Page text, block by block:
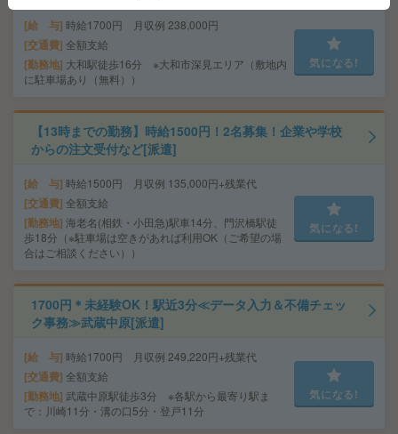
給 与 時給1700円 月収例 238,000円
交通費 全額支給
勤務地 大和駅徒歩16分 ※大和市深見エリア（敷地内
に駐車場あり（無料））
気になる!
【13時までの勤務】時給1500円！2名募集！企業や学校
からの注文受付など[派遣]
給 与 時給1500円 月収例 135,000円+残業代
交通費 全額支給
勤務地 海老名(相鉄・小田急)駅車14分、門沢橋駅徒
歩18分（※駐車場は空きがあれば利用OK（ご希望の場
合はご相談ください））
気になる!
1700円＊未経験OK！駅近3分≪データ入力＆不備チェッ
ク事務≫武蔵中原[派遣]
給 与 時給1700円 月収例 249,220円+残業代
交通費 全額支給
勤務地 武蔵中原駅徒歩3分 ※各駅から最寄り駅ま
で：川崎11分・溝の口5分・登戸11分
気になる!